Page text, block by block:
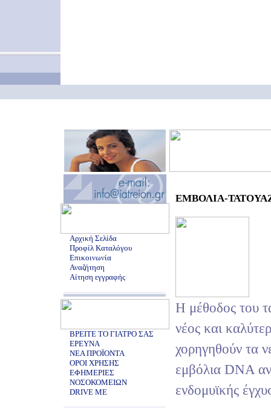
Αρχική Σελίδα
Προφίλ Καταλόγου
Επικοινωνία
Αναζήτηση
Αίτηση εγγραφής
ΒΡΕΙΤΕ ΤΟ ΓΙΑΤΡΟ ΣΑΣ
ΕΡΕΥΝΑ
ΝΕΑ ΠΡΟΪΟΝΤΑ
ΟΡΟΙ ΧΡΗΣΗΣ
ΕΦΗΜΕΡΙΕΣ
ΝΟΣΟΚΟΜΕΙΩΝ
DRIVE ME
ΕΜΒΟΛΙΑ-ΤΑΤΟΥΑΖ
H μέθοδος του
νέος και
χορηγηθούν τα
εμβόλια DNA
ενδομυϊκής